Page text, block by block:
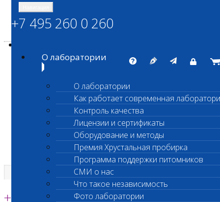
ШАНС БИО
Независимая ветеринарная лаборатория
Единая круглосуточная справочная
+7 495 260 0 260
+7 495 260 0 260
О лаборатории
О лаборатории
Как работает современная
Контроль качества
Лицензии и сертификаты
Оборудование и методы
Премия Хрустальная пробирка
Программа поддержки питомников
СМИ о нас
Что такое независимость
Фото лаборатории